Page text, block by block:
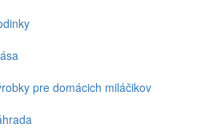
pre domácich miláčikov